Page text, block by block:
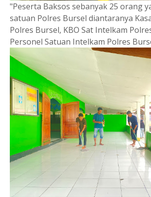
"Peserta Baksos sebanyak 25 orang
satuan Polres Bursel diantaranya
Polres Bursel, KBO Sat Intelkam
Personel Satuan Intelkam Polres